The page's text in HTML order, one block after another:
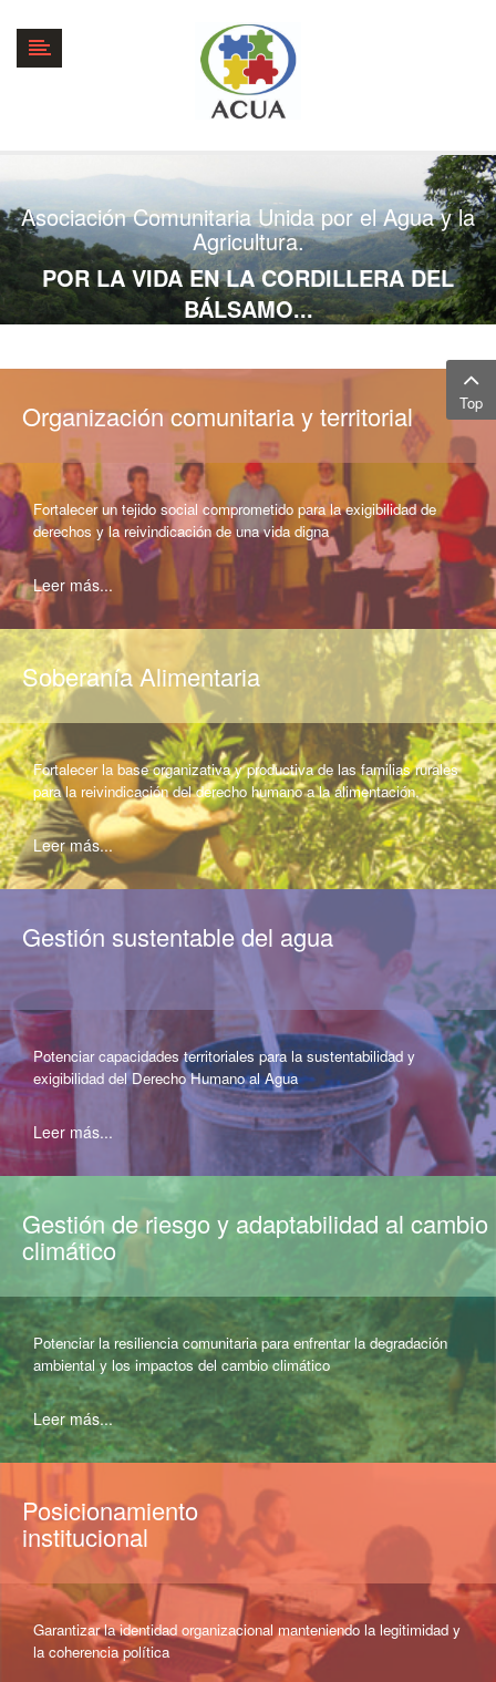
Asociación Comunitaria Unida por el Agua y la
Agricultura.
POR LA VIDA EN LA CORDILLERA DEL
BÁLSAMO...
Organización comunitaria y territorial
Fortalecer un tejido social comprometido para la exigibilidad de
derechos y la reivindicación de una vida digna
Leer más...
Soberanía Alimentaria
Fortalecer la base organizativa y productiva de las familias rurales
para la reivindicación del derecho humano a la alimentación.
Leer más...
Gestión sustentable del agua
Potenciar capacidades territoriales para la sustentabilidad y
exigibilidad del Derecho Humano al Agua
Leer más...
Gestión de riesgo y adaptabilidad al cambio
climático
Potenciar la resiliencia comunitaria para enfrentar la degradación
ambiental y los impactos del cambio climático
Leer más...
Posicionamiento
institucional
Garantizar la identidad organizacional manteniendo la legitimidad y
la coherencia política
Top